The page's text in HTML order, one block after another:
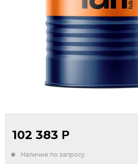
102 383 Р
Наличие по запросу